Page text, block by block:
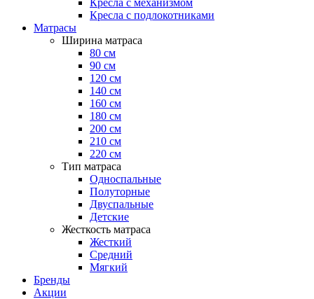
Кресла с механизмом
Кресла с подлокотниками
Матрасы
Ширина матраса
80 см
90 см
120 см
140 см
160 см
180 см
200 см
210 см
220 см
Тип матраса
Односпальные
Полуторные
Двуспальные
Детские
Жесткость матраса
Жесткий
Средний
Мягкий
Бренды
Акции